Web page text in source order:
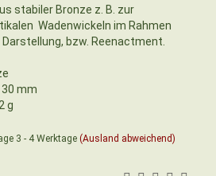
stabiler Bronze z. B. zur
Wadenwickeln im Rahmen
bzw. Reenactment.
30 mm
g
3 - 4 Werktage (Ausland abweichend)